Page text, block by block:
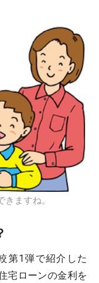
ますね。
第1弾で紹介した
宅ローンの金利を